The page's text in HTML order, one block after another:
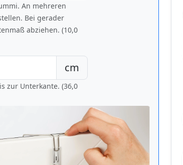
An mehreren
Bei gerader
abziehen. (10,0
cm
zur Unterkante. (36,0